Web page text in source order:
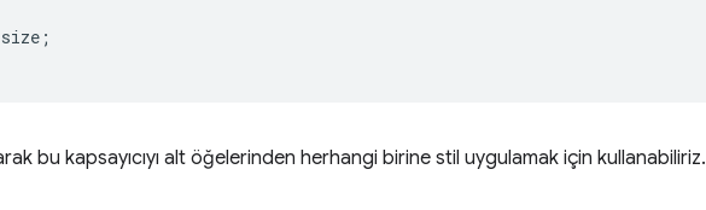
size ;
bu kapsayıcıyı alt öğelerinden herhangi birine stil uygulamak için kullanabiliriz.